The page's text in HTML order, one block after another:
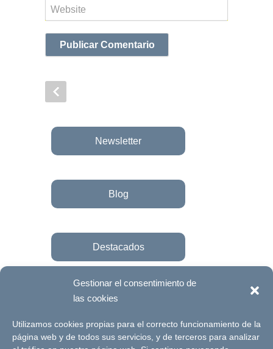
Gestionar el consentimiento de
las cookies
Utilizamos cookies propias para el correcto funcionamiento de la
página web y de todos sus servicios, y de terceros para analizar
Web
Newsletter
Blog
Destacados
Únete a la fundación